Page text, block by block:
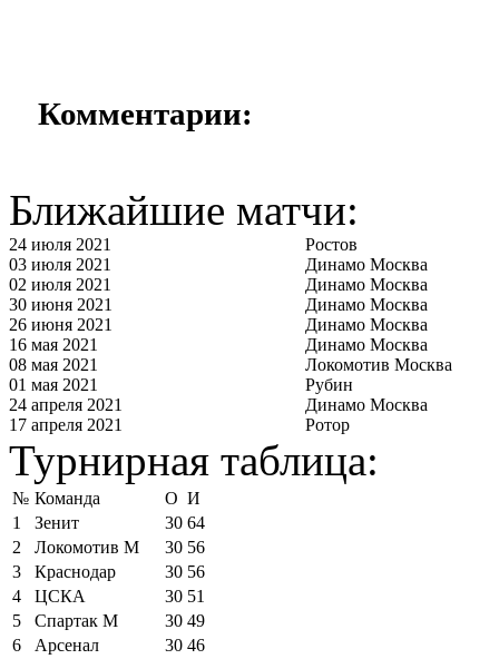
Комментарии:
Ближайшие матчи:
24 июля 2021
Ростов
03 июля 2021
Динамо Москва
02 июля 2021
Динамо Москва
30 июня 2021
Динамо Москва
26 июня 2021
Динамо Москва
16 мая 2021
Динамо Москва
08 мая 2021
Локомотив Москва
01 мая 2021
Рубин
24 апреля 2021
Динамо Москва
17 апреля 2021
Ротор
Турнирная таблица:
№ Команда О И
1
Зенит 30 64
2
Локомотив М 30 56
3
Краснодар 30 56
4
ЦСКА 30 51
5
Спартак М 30 49
6
Арсенал 30 46